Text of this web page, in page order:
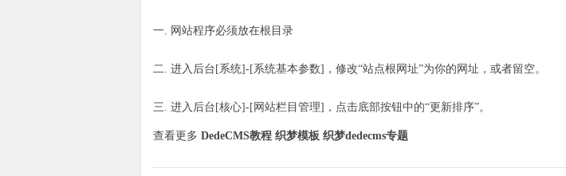
一. 网站程序必须放在根目录
二. 进入后台[系统]-[系统基本参数]，修改“站点根网址”为你的网址，或者留空。
三. 进入后台[核心]-[网站栏目管理]，点击底部按钮中的“更新排序”。
查看更多 DedeCMS教程 织梦模板 织梦dedecms专题